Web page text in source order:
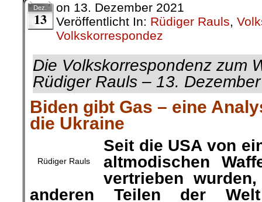
Dez.
13
on 13. Dezember 2021
Veröffentlicht In: Rüdiger Rauls,
Volkskorrespondez
Die Volkskorrespondenz zum
Rüdiger Rauls – 13.
Biden gibt Gas – eine
die Ukraine
Rüdiger Rauls
Seit die USA von
altmodischen
vertrieben
anderen Teilen der